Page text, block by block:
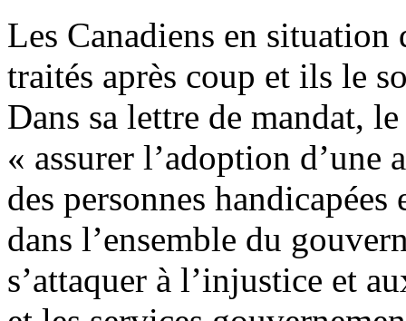
Les Canadiens en
traités après coup et ils le
Dans sa lettre de mandat,
« assurer l’adoption d’une
des personnes
dans l’ensemble du
s’attaquer à l’injustice et